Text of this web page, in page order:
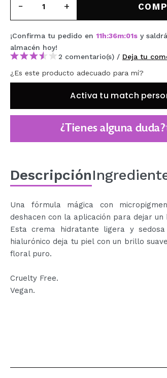
MAQUIFARMA
KOREA ZONE
TRAVEL SIZE
NATURE
OFERTAS
¡HAN VUELTO!
PRÓXIMAMENTE
BLOG
¡Confirma tu pedido en 11h:35m:59s y
almacén hoy!
2 comentario(s) / Deja tu
¿Es este producto adecuado para mí?
Activa tu match
¿Tienes alguna duda?
Descripción
Una fórmula mágica con
deshacen con la aplicación para dejar
Esta crema hidratante ligera y
hialurónico deja tu piel con un brillo
floral puro.
Cruelty Free.
Vegan.